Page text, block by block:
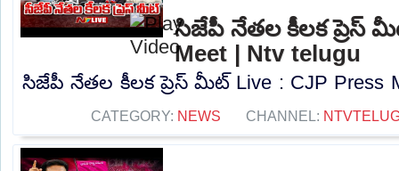
సిజేపీ నేతల కీలక ప్రెస్
Meet | Ntv telugu
సిజేపీ నేతల కీలక ప్రెస్ మీట్ Live : CJP Press
CATEGORY: NEWS CHANNEL: